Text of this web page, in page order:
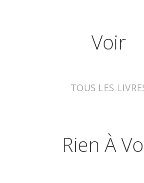
Voir
TOUS LES
Rien À